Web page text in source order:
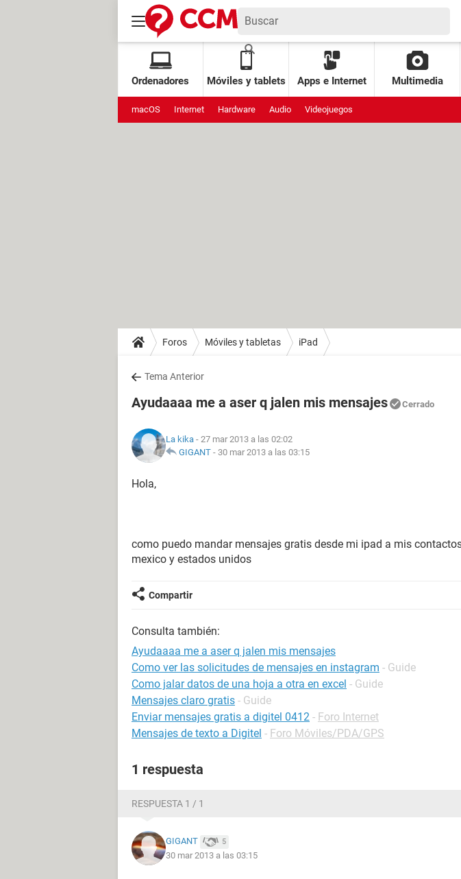
Ordenadores Móviles y tablets Apps e Internet Multimedia
macOS Internet Hardware Audio Videojuegos
Foros Móviles y tabletas iPad
Tema Anterior
Ayudaaaa me a aser q jalen mis mensajes Cerrado
La kika - 27 mar 2013 a las 02:02
GIGANT - 30 mar 2013 a las 03:15
Hola,
como puedo mandar mensajes gratis desde mi ipad a mis
mexico y estados unidos
Compartir
Consulta también:
Ayudaaaa me a aser q jalen mis mensajes
Como ver las solicitudes de mensajes en instagram - Guide
Como jalar datos de una hoja a otra en excel - Guide
Mensajes claro gratis - Guide
Enviar mensajes gratis a digitel 0412 - Foro Internet
Mensajes de texto a Digitel - Foro Móviles/PDA/GPS
1 respuesta
RESPUESTA 1 / 1
GIGANT 5
30 mar 2013 a las 03:15